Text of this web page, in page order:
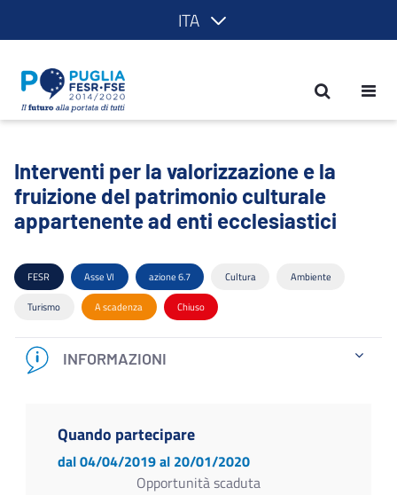
ITA
Interventi per la valorizzazione e la
Interventi per la valorizzazione e la
fruizione del patrimonio culturale
appartenente ad enti ecclesiastici
FESR Asse VI azione 6.7 Cultura Ambiente
Turismo A scadenza Chiuso
INFORMAZIONI
Quando partecipare
dal 04/04/2019al 20/01/2020
Opportunità scaduta